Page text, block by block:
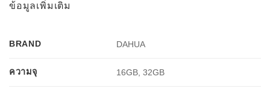
ข้อมูลเพิ่มเติม
BRAND DAHUA
ความจุ 16GB, 32GB